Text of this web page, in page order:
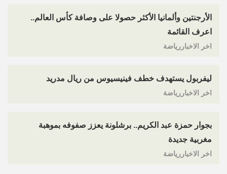
الأرجنتين وألمانيا الأكثر حصولا على وصافة كأس العالم..
اعرف القائمة
اخر الاخباررياضة
ليفربول يستهدف خطف فينيسيوس من ريال مدريد
اخر الاخباررياضة
بجوار حمزة عبد الكريم.. برشلونة يعزز صفوفه بموهبة
مغربية جديدة
اخر الاخباررياضة